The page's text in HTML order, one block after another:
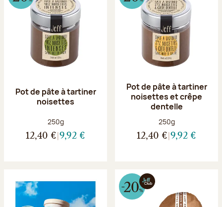
Pot de pâte à tartiner
noisettes
Poids net :
250g
12,40 € 9,92 €
Pot de pâte à tartiner
noisettes et crêpe
dentelle
Poids net :
250g
12,40 € 9,92 €